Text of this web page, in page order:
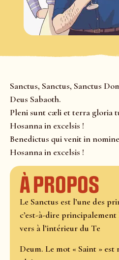
Sanctus, Sanctus, Sanctus
Deus Sabaoth.
Pleni sunt cæli et terra gloria
Hosanna in excelsis !
Benedictus qui venit in
Hosanna in excelsis !
À propos
Le Sanctus est l’une des
c’est-à-dire principalement
vers à l’intérieur du Te
Deum. Le mot « Saint »